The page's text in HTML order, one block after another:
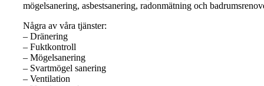
mögelsanering, asbestsanering, radonmätning och
Några av våra tjänster:
– Dränering
– Fuktkontroll
– Mögelsanering
– Svartmögel sanering
– Ventilation